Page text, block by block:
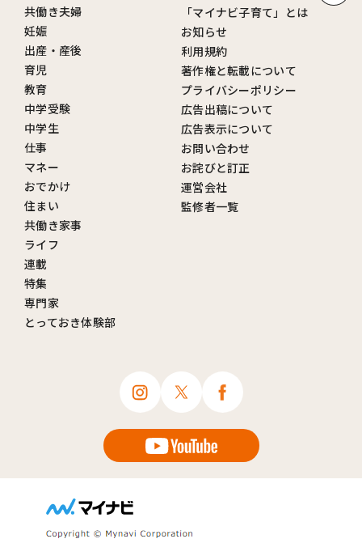
共働き夫婦
妊娠
出産・産後
育児
教育
中学受験
中学生
仕事
マネー
おでかけ
住まい
共働き家事
ライフ
連載
特集
専門家
とっておき体験部
「マイナビ子育て」とは
お知らせ
利用規約
著作権と転載について
プライバシーポリシー
広告出稿について
広告表示について
お問い合わせ
お詫びと訂正
運営会社
監修者一覧